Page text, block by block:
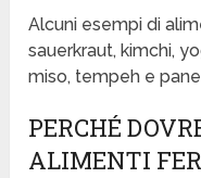
Alcuni esempi di
sauerkraut, kimchi,
miso, tempeh e
PERCHÉ
ALIMENTI